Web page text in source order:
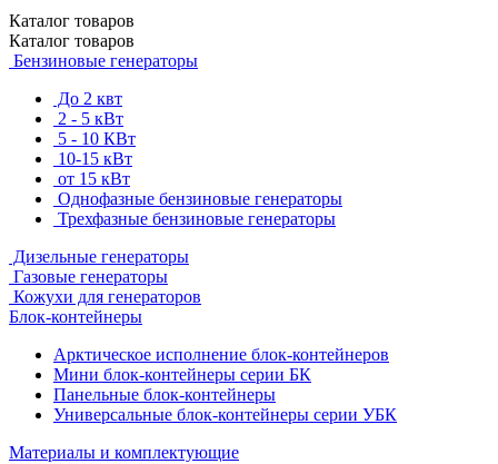
Каталог товаров
Каталог товаров
Бензиновые генераторы
До 2 квт
2 - 5 кВт
5 - 10 КВт
10-15 кВт
от 15 кВт
Однофазные бензиновые генераторы
Трехфазные бензиновые генераторы
Дизельные генераторы
Газовые генераторы
Кожухи для генераторов
Блок-контейнеры
Арктическое исполнение блок-контейнеров
Мини блок-контейнеры серии БК
Панельные блок-контейнеры
Универсальные блок-контейнеры серии УБК
Материалы и комплектующие